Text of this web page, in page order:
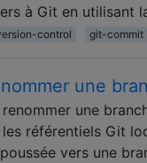
à Git en utilisant
control git-commit
une
une
référentiels Git
vers une